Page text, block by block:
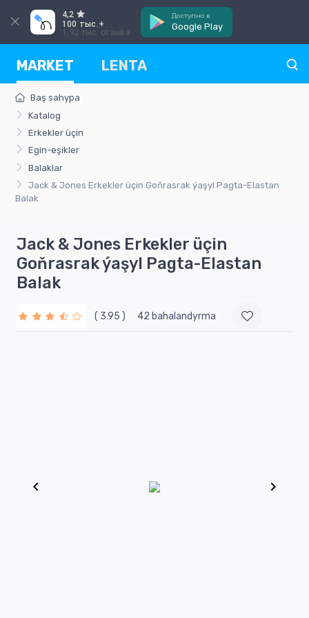
4,2
100 тыс.+
1,92 тыс. отзыва
Доступно в
Google Play
MARKET LENTA
Baş sahypa
Katalog
Erkekler üçin
Egin-eşikler
Balaklar
Jack & Jones Erkekler üçin Goňrasrak ýaşyl Pagta-Elastan
Balak
Jack & Jones Erkekler üçin
Goňrasrak ýaşyl Pagta-Elastan
Balak
( 3.95 ) 42 bahalandyrma